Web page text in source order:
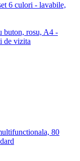
6 culori - lavabile,
buton, rosu, A4 -
de vizita
80